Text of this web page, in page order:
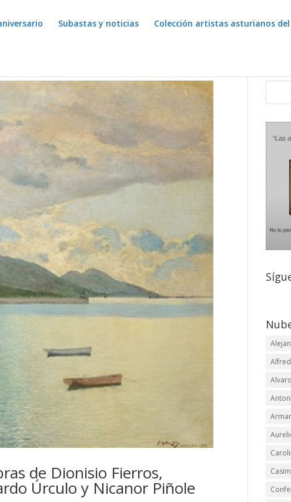
Subastas y noticias Colección artistas asturianos del
de Dionisio Fierros,
Úrculo y Nicanor Piñole